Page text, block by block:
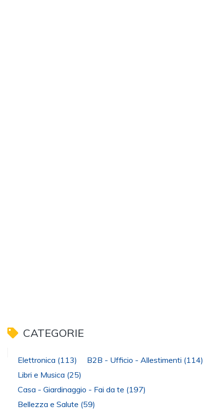
CATEGORIE
Elettronica (113) B2B - Ufficio - Allestimenti (114)
Libri e Musica (25)
Casa - Giardinaggio - Fai da te (197)
Bellezza e Salute (59)